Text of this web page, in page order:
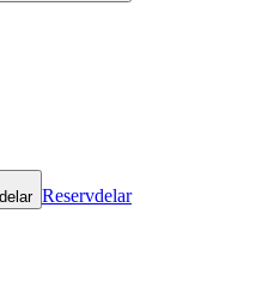
Reservdelar